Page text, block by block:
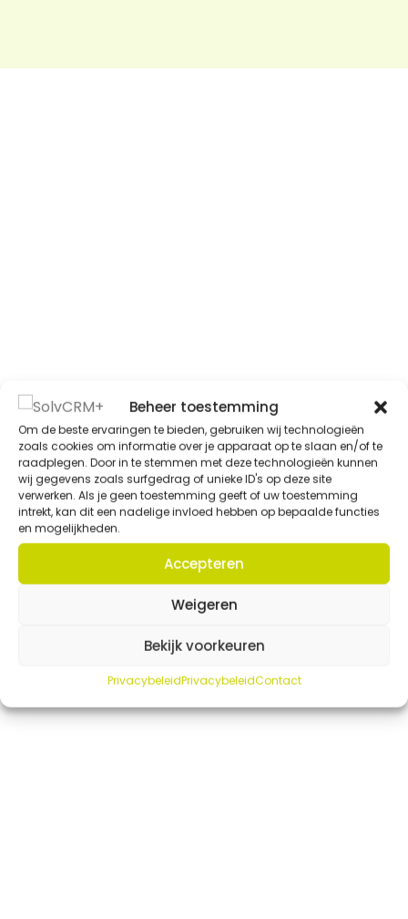
Beheer toestemming
Om de beste ervaringen te bieden, gebruiken wij technologieën
zoals cookies om informatie over je apparaat op te slaan en/of te
raadplegen. Door in te stemmen met deze technologieën kunnen
wij gegevens zoals surfgedrag of unieke ID's op deze site
verwerken. Als je geen toestemming geeft of uw toestemming
intrekt, kan dit een nadelige invloed hebben op bepaalde functies
en mogelijkheden.
Accepteren
Weigeren
Bekijk voorkeuren
PrivacybeleidPrivacybeleidContact